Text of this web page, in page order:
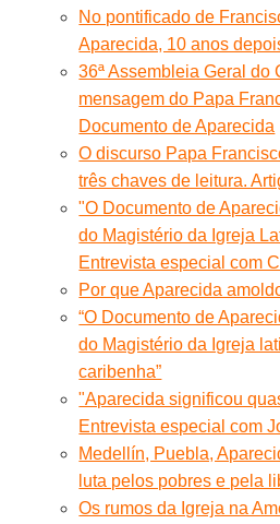
No pontificado de
Aparecida, 10 anos
36ª Assembleia Geral do
mensagem do Papa
Documento de Aparecida
O discurso Papa
três chaves de leitura.
"O Documento de
do Magistério da Igreja
Entrevista especial com
Por que Aparecida
“O Documento de
do Magistério da Igreja
caribenha”
"Aparecida significou
Entrevista especial com
Medellín, Puebla,
luta pelos pobres e pela
Os rumos da Igreja na